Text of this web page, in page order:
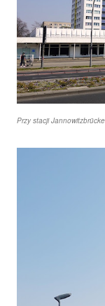
Przy stacji Jannowitzbrücke